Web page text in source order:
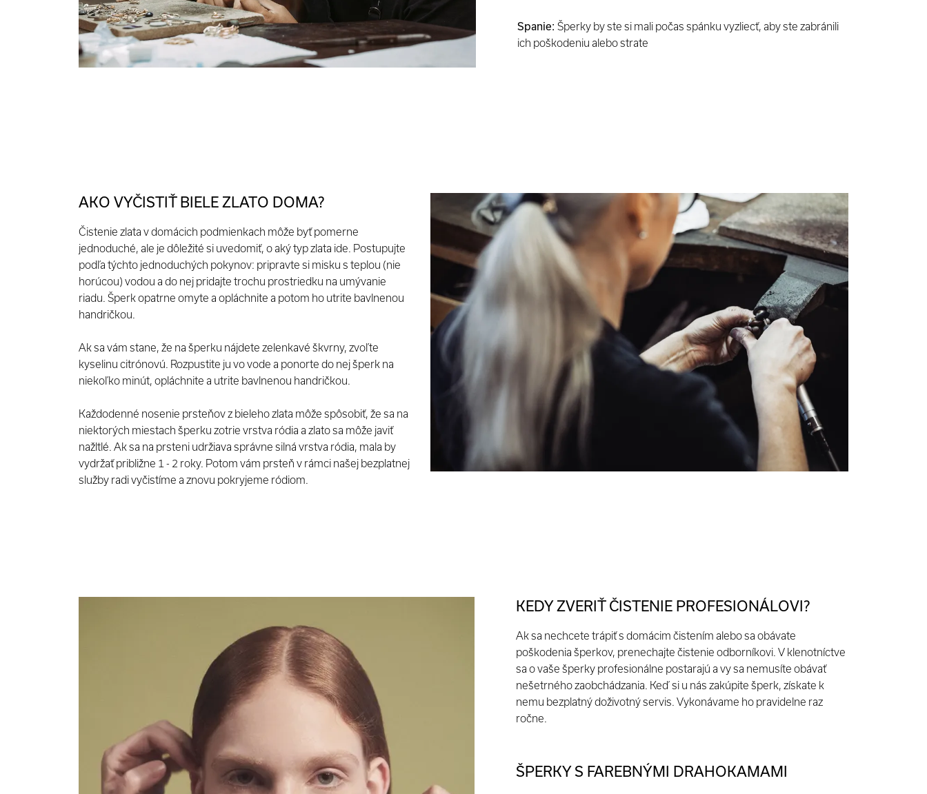
Spanie: Šperky by ste si mali počas spánku vyzliecť, aby ste zabránili
ich poškodeniu alebo strate
AKO VYČISTIŤ BIELE ZLATO DOMA?
Čistenie zlata v domácich podmienkach môže byť pomerne
jednoduché, ale je dôležité si uvedomiť, o aký typ zlata ide. Postupujte
podľa týchto jednoduchých pokynov: pripravte si misku s teplou (nie
horúcou) vodou a do nej pridajte trochu prostriedku na umývanie
riadu. Šperk opatrne omyte a opláchnite a potom ho utrite bavlnenou
handričkou.
Ak sa vám stane, že na šperku nájdete zelenkavé škvrny, zvoľte
kyselinu citrónovú. Rozpustite ju vo vode a ponorte do nej šperk na
niekoľko minút, opláchnite a utrite bavlnenou handričkou.
Každodenné nosenie prsteňov z bieleho zlata môže spôsobiť, že sa na
niektorých miestach šperku zotrie vrstva ródia a zlato sa môže javiť
nažltlé. Ak sa na prsteni udržiava správne silná vrstva ródia, mala by
vydržať približne 1 - 2 roky. Potom vám prsteň v rámci našej bezplatnej
služby radi vyčistíme a znovu pokryjeme ródiom.
KEDY ZVERIŤ ČISTENIE PROFESIONÁLOVI?
Ak sa nechcete trápiť s domácim čistením alebo sa obávate
poškodenia šperkov, prenechajte čistenie odborníkovi. V klenotníctve
sa o vaše šperky profesionálne postarajú a vy sa nemusíte obávať
nešetrného zaobchádzania. Keď si u nás zakúpite šperk, získate k
nemu bezplatný doživotný servis. Vykonávame ho pravidelne raz
ročne.
ŠPERKY S FAREBNÝMI DRAHOKAMAMI